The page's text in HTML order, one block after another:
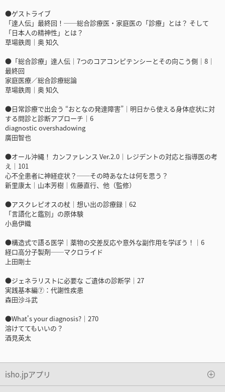
●ゲストライブ
「達人伝」最終回！──総合診療医・家庭医の「診療」とは？ そして
「日本人の精神性」とは？
草場鉄周｜奥 知久
●「総合診療」達人伝｜7つのコアコンピテンシーとその向こう側｜8｜
最終回
家庭医療／総合診療総論
草場鉄周｜奥 知久
●日常診療で出会う “おとなの発達障害”｜明日から使える身体症状に対
する問診と診断アプローチ｜6
diagnostic overshadowing
廣田智也
●オール沖縄！ カンファレンス Ver.2.0｜レジデントの対応と指導医の考
え｜101
心不全患者に神経症状？──その時あなたは何を思う？
新里康太｜山本芳樹｜佐藤直行、他（監修）
●アスクレピオスの杖｜想い出の診療録｜62
「言語化と鑑別」の原体験
小島伊織
●構造式で語る医学｜薬物の交差反応や意外な副作用を学ぼう！｜6
経口高分子製剤──マクロライド
上田剛士
●ジェネラリストに必要な ご遺体の診断学｜27
実践基本編⑦：代謝性疾患
森田沙斗武
●What's your diagnosis?｜270
溶けててもいいの？
酒見英太
isho.jpアプリ